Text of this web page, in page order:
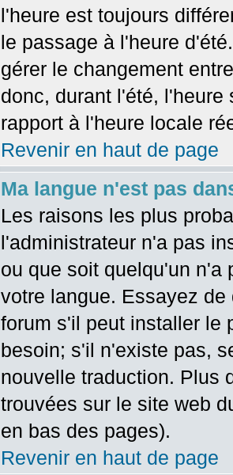
l'heure est toujours
le passage à l'heure
gérer le changement
donc, durant l'été, l'heure
rapport à l'heure locale
Revenir en haut de page
Ma langue n'est pas
Les raisons les plus
l'administrateur n'a pas
ou que soit quelqu'un n'a
votre langue. Essayez
forum s'il peut installer le
besoin; s'il n'existe pas,
nouvelle traduction. Plus
trouvées sur le site web
en bas des pages).
Revenir en haut de page